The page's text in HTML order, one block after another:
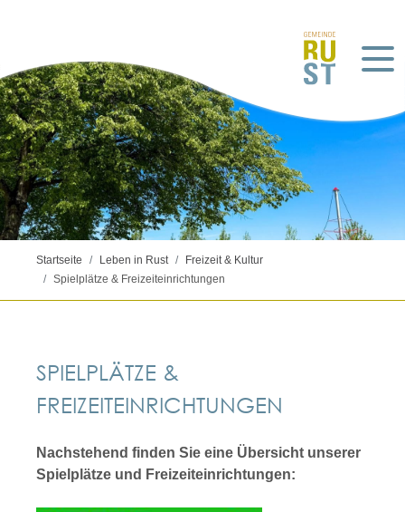
Startseite Leben in Rust
Freizeit & Kultur
Spielplätze & Freizeiteinrichtungen
SPIELPLÄTZE &
FREIZEITEINRICHTUNGEN
Nachstehend finden Sie eine Übersicht unserer
Spielplätze und Freizeiteinrichtungen: